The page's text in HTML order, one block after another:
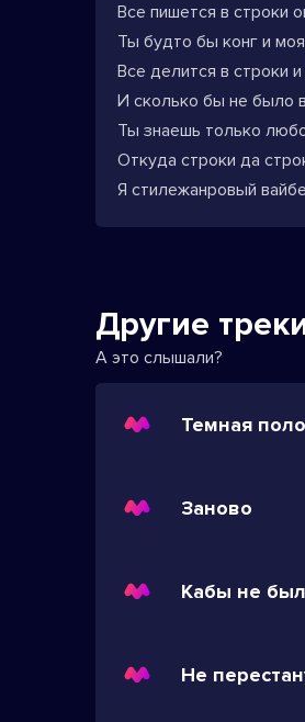
Все пишется в строки
Ты будто бы конг и
Все делится в строки
И сколько бы не было
Ты знаешь только
Откуда строки да
Я стилежанровый
Другие
А это слышали?
Темная
Заново
Кабы не
Не